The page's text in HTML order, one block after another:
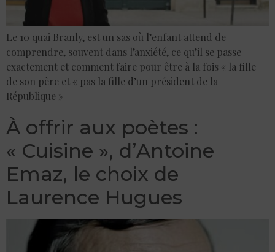
Le 10 quai Branly, est un sas où l’enfant attend de
comprendre, souvent dans l’anxiété, ce qu’il se passe
exactement et comment faire pour être à la fois « la fille
de son père et « pas la fille d’un président de la
République »
À offrir aux poètes :
« Cuisine », d’Antoine
Emaz, le choix de
Laurence Hugues